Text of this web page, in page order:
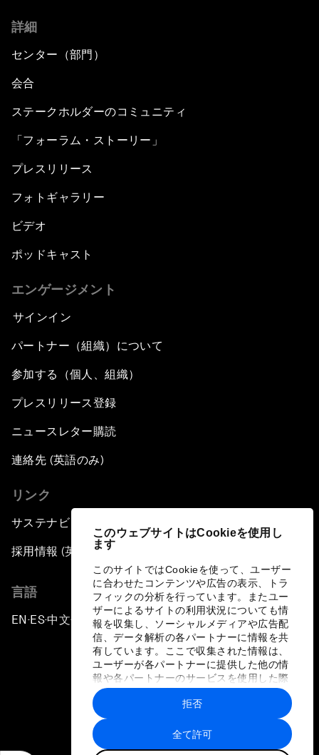
このウェブサイトはCookieを使用し
ます
このサイトではCookieを使って、ユーザー
に合わせたコンテンツや広告の表示、トラ
フィックの分析を行っています。またユー
ザーによるサイトの利用状況についても情
報を収集し、ソーシャルメディアや広告配
信、データ解析の各パートナーに情報を共
有しています。ここで収集された情報は、
ユーザーが各パートナーに提供した他の情
報や各パートナーのサービスを使用した際
に収集された情報と組み合わされ、各パー
トナーによって使用されることがありま
す。
全て許可
拒否
詳細
センター（部門）
会合
ステークホルダーのコミュニティ
「フォーラム・ストーリー」
プレスリリース
フォトギャラリー
ビデオ
ポッドキャスト
エンゲージメント
サインイン
パートナー（組織）について
参加する（個人、組織）
プレスリリース登録
ニュースレター購読
連絡先 (英語のみ)
リンク
サステナビリティへの取り組み
採用情報 (英語のみ)
言語
EN ▪ES▪中文▪ 日本語
プライバシーポリシーと利用規約
サイトマップ